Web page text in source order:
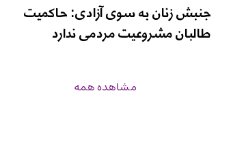
جنبش زنان به سوی آزادی: حاکمیت
طالبان مشروعیت مردمی ندارد
مشاهده همه